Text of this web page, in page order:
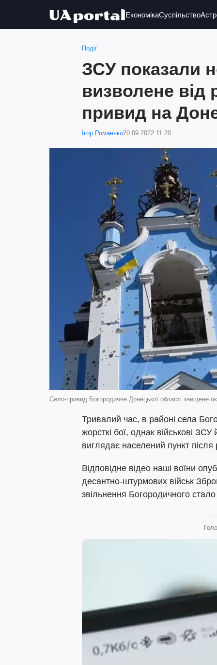
ЕкономікаСуспільство
Події
ЗСУ показали
визволене від
привид на
Ігор Романько20.09.2022 11:20
Село-привид Богородичне Донецької області знищене
Тривалий час, в районі села
жорсткі бої, однак військові
виглядає населений пункт після
Відповідне відео наші воїни
десантно-штурмових військ
звільнення Богородичного